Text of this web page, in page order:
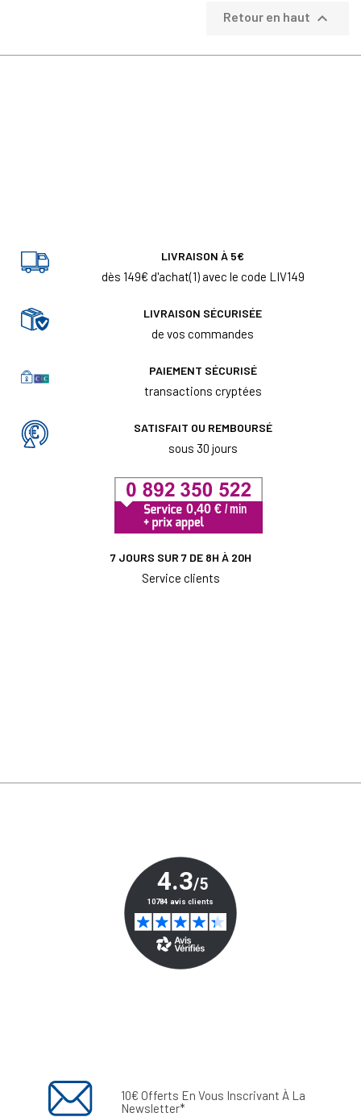
Retour en haut 
LIVRAISON À 5€
dès 149€ d'achat(1) avec le code LIV149
LIVRAISON SÉCURISÉE
de vos commandes
PAIEMENT SÉCURISÉ
transactions cryptées
SATISFAIT OU REMBOURSÉ
sous 30 jours
7 JOURS SUR 7 DE 8H À 20H
Service clients
10€ Offerts En Vous Inscrivant À La
Newsletter*